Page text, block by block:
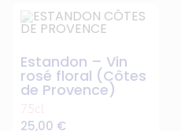
Estandon – Vin
rosé floral (Côtes
de Provence)
75cl
25,00 €